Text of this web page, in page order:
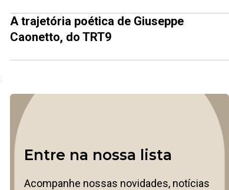
A trajetória poética de Giuseppe
Caonetto, do TRT9
Entre na nossa lista
Acompanhe nossas novidades, notícias